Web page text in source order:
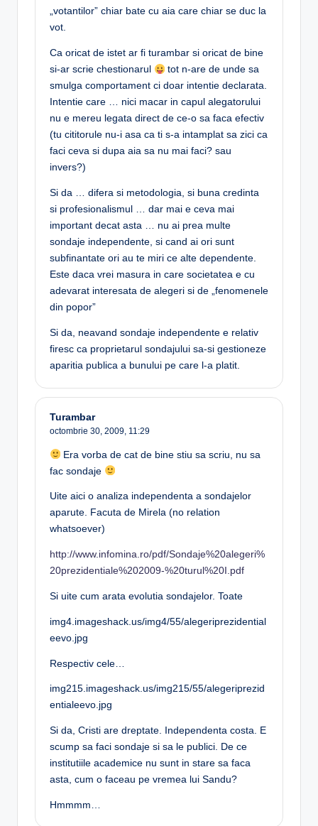
„votantilor” chiar bate cu aia care chiar se duc la
vot.
Ca oricat de istet ar fi turambar si oricat de bine
si-ar scrie chestionarul
tot n-are de unde sa
smulga comportament ci doar intentie declarata.
Intentie care … nici macar in capul alegatorului
nu e mereu legata direct de ce-o sa faca efectiv
(tu cititorule nu-i asa ca ti s-a intamplat sa zici ca
faci ceva si dupa aia sa nu mai faci? sau
invers?)
Si da … difera si metodologia, si buna credinta
si profesionalismul … dar mai e ceva mai
important decat asta … nu ai prea multe
sondaje independente, si cand ai ori sunt
subfinantate ori au te miri ce alte dependente.
Este daca vrei masura in care societatea e cu
adevarat interesata de alegeri si de „fenomenele
din popor”
Si da, neavand sondaje independente e relativ
firesc ca proprietarul sondajului sa-si gestioneze
aparitia publica a bunului pe care l-a platit.
Turambar
octombrie 30, 2009, 11:29
Era vorba de cat de bine stiu sa scriu, nu sa
fac sondaje
Uite aici o analiza independenta a sondajelor
aparute. Facuta de Mirela (no relation
whatsoever)
http://www.infomina.ro/pdf/Sondaje%20alegeri%
20prezidentiale%202009-%20turul%20I.pdf
Si uite cum arata evolutia sondajelor. Toate
img4.imageshack.us/img4/55/alegeriprezidential
eevo.jpg
Respectiv cele…
img215.imageshack.us/img215/55/alegeriprezid
entialeevo.jpg
Si da, Cristi are dreptate. Independenta costa. E
scump sa faci sondaje si sa le publici. De ce
institutiile academice nu sunt in stare sa faca
asta, cum o faceau pe vremea lui Sandu?
Hmmmm…